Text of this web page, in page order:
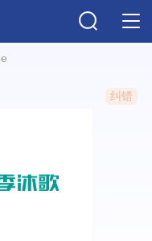
纠错